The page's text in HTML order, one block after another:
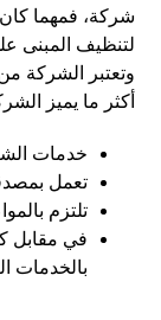
شركة، فمهما كان
لتنظيف المبنى
وتعتبر الشركة
أكثر ما يميز
خدمات الشركة
تعمل
تلتزم
في مقابل
بالخدمات